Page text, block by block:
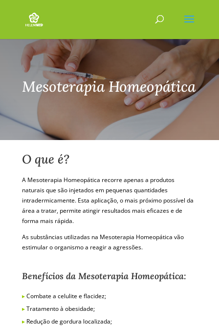
Mesoterapia Homeopática
O que é?
A Mesoterapia Homeopática recorre apenas a produtos
naturais que são injetados em pequenas quantidades
intradermicamente. Esta aplicação, o mais próximo possível da
área a tratar, permite atingir resultados mais eficazes e de
forma mais rápida.
As substâncias utilizadas na Mesoterapia Homeopática vão
estimular o organismo a reagir a agressões.
Benefícios da Mesoterapia Homeopática:
▸Combate a celulite e flacidez;
▸Tratamento à obesidade;
▸Redução de gordura localizada;